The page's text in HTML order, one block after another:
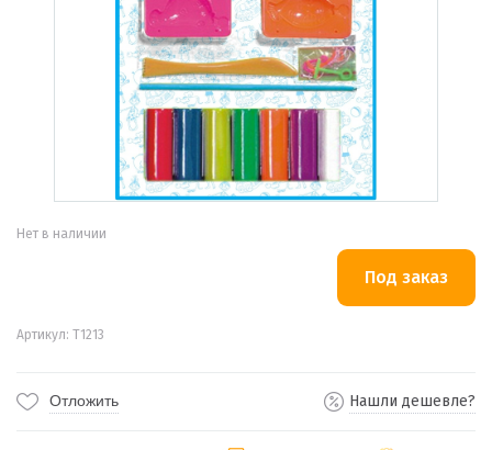
Нет в наличии
Артикул: Т1213
Отложить Нашли дешевле?